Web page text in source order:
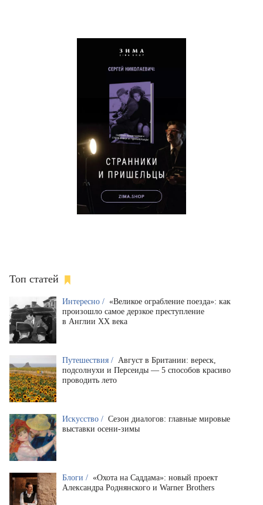
Топ статей
Интересно / «Великое ограбление поезда»: как
произошло самое дерзкое преступление
в Англии XX века
Путешествия / Август в Британии: вереск,
подсолнухи и Персеиды — 5 способов красиво
проводить лето
Искусство / Сезон диалогов: главные мировые
выставки осени-зимы
Блоги / «Охота на Саддама»: новый проект
Александра Роднянского и Warner Brothers